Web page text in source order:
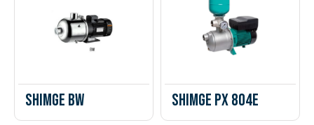
Shimge BW Shimge PX 804E